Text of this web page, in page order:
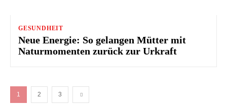
GESUNDHEIT
Neue Energie: So gelangen Mütter mit
Naturmomenten zurück zur Urkraft
1 2 3